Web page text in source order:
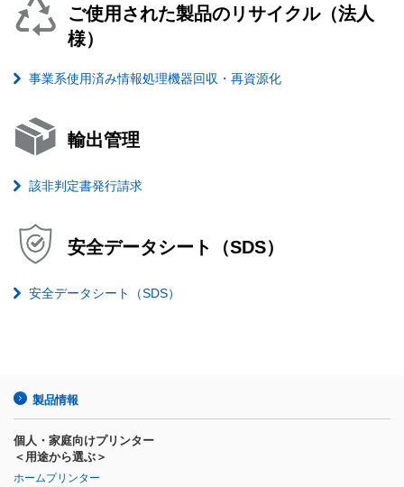
ご使用された製品のリサイクル（法人
様）
事業系使用済み情報処理機器回収・再資源化
輸出管理
該非判定書発行請求
安全データシート（SDS）
安全データシート（SDS）
製品情報
個人・家庭向けプリンター
＜用途から選ぶ＞
ホームプリンター